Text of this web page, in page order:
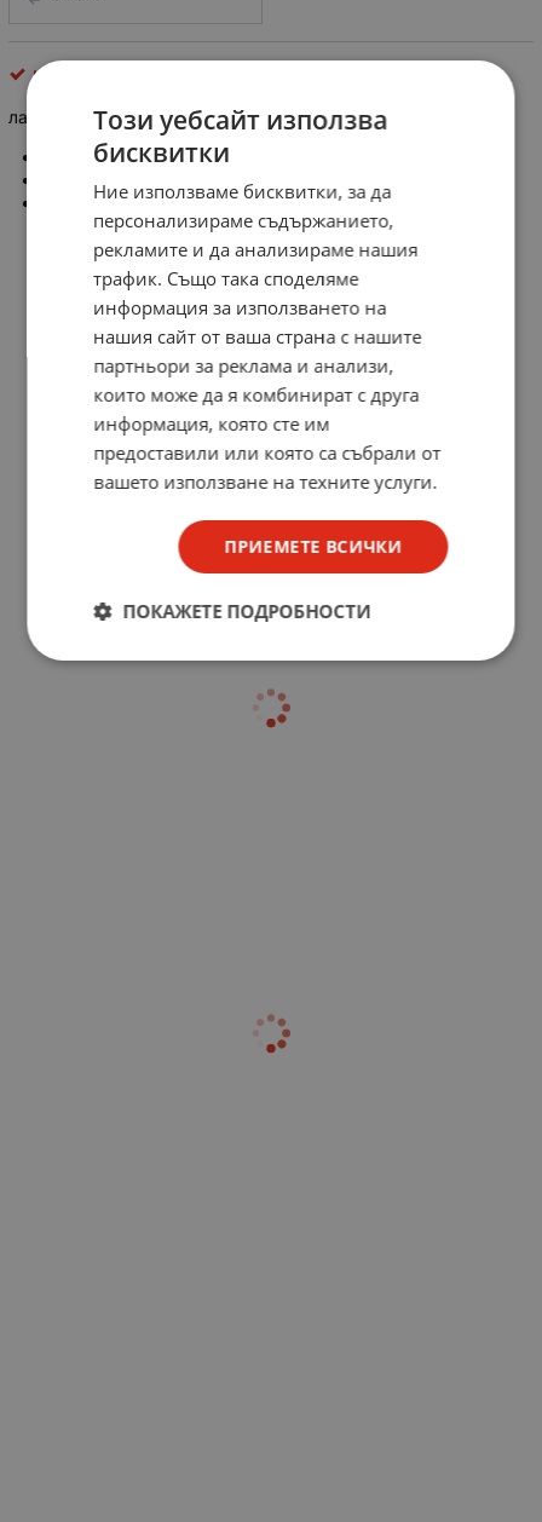
механични части
лагер 6008ZSingle row deep groove ball bearing size 40X68X15 mm
d (inner diameter): 40 mm
B (width): 15 mm
Този уебсайт използва
бисквитки
Ние използваме бисквитки, за да
персонализираме съдържанието,
рекламите и да анализираме нашия
трафик. Също така споделяме
информация за използването на
нашия сайт от ваша страна с нашите
партньори за реклама и анализи,
които може да я комбинират с друга
информация, която сте им
предоставили или която са събрали от
вашето използване на техните услуги.
ПРИЕМЕТЕ ВСИЧКИ
ПОКАЖЕТЕ ПОДРОБНОСТИ